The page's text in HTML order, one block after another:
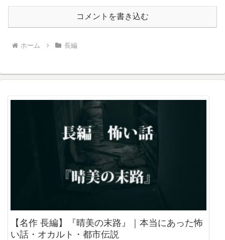
コメントを書き込む
ホーム 長編
【名作 長編】『晴美の末路』｜本当にあった怖
い話・オカルト・都市伝説